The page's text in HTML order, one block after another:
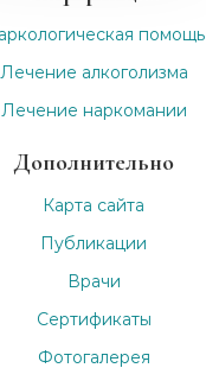
помощь
Лечение алкоголизма
Лечение наркомании
Дополнительно
Карта сайта
Публикации
Врачи
Сертификаты
Фотогалерея